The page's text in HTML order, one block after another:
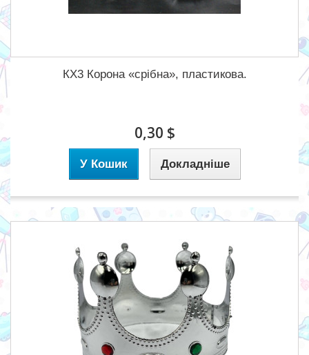
КХ3 Корона «срібна», пластикова.
0,30 $
У Кошик Докладніше